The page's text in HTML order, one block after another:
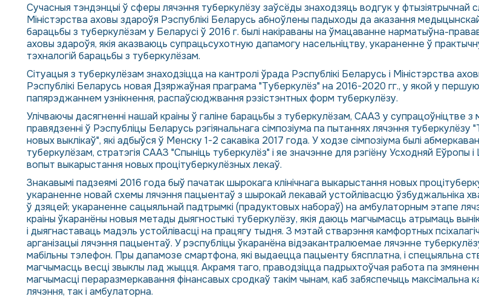
Сучасныя тэндэнцыі ў сферы лячэння туберкулёзу заўсёды знаходзяць водгук у фтызіятрычнай
Міністэрства аховы здароўя Рэспублікі Беларусь абноўлены падыходы да аказання
барацьбы з туберкулёзам у Беларусі ў 2016 г. былі накіраваны на ўмацаванне нарматыўна-
аховы здароўя, якія аказваюць супрацьсухотную дапамогу насельніцтву, укараненне ў
тэхналогій барацьбы з туберкулёзам.
Сітуацыя з туберкулёзам знаходзіцца на кантролі ўрада Рэспублікі Беларусь і Міністэрства
Рэспублікі Беларусь новая Дзяржаўная праграма "Туберкулёз" на 2016-2020 гг., у якой у
папярэджаннем узнікнення, распаўсюджвання рэзістэнтных форм туберкулёзу.
Улічваючы дасягненні нашай краіны ў галіне барацьбы з туберкулёзам, СААЗ у супрацоўніцтве
правядзенні ў Рэспубліцы Беларусь рэгіянальнага сімпозіума па пытаннях лячэння
новых выклікаў", які адбыўся ў Менску 1-2 сакавіка 2017 года. У ходзе сімпозіума былі
туберкулёзам, стратэгія СААЗ "Спыніць туберкулёз" і яе значэнне для рэгіёну Усходняй
вопыт выкарыстання новых процітуберкулёзных лекаў.
Знакавымі падзеямі 2016 года быў пачатак шырокага клінічнага выкарыстання новых
укараненне новай схемы лячэння пацыентаў з шырокай лекавай устойлівасцю ўзбуджальніка
ў дзяцей; укараненне сацыяльнай падтрымкі (прадуктовых набораў) на амбулаторным этапе
краіны ўкаранёны новыя метады дыягностыкі туберкулёзу, якія даюць магчымасць атрымаць
і дыягнаставаць мадэль устойлівасці на працягу тыдня. З мэтай стварэння камфортных
арганізацыі лячэння пацыентаў. У рэспубліцы ўкаранёна відэакантралюемае лячэнне
мабільны тэлефон. Пры дапамозе смартфона, які выдаецца пацыенту бясплатна, і спецыяльна
магчымасць весці звыклы лад жыцця. Акрамя таго, праводзіцца падрыхтоўчая работа па
магчымасці пераразмеркавання фінансавых сродкаў такім чынам, каб забяспечыць
лячэння, так і амбулаторна.